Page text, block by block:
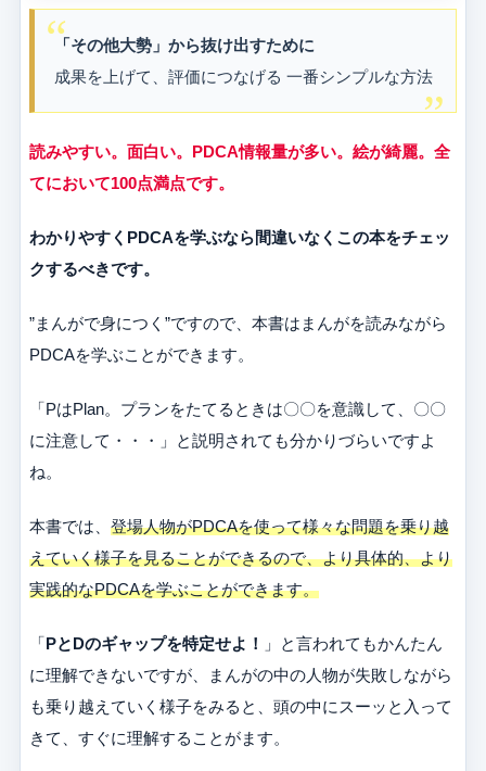
「その他大勢」から抜け出すために
成果を上げて、評価につなげる 一番シンプルな方法
読みやすい。面白い。PDCA情報量が多い。絵が綺麗。全
てにおいて100点満点です。
わかりやすくPDCAを学ぶなら間違いなくこの本をチェッ
クするべきです。
”まんがで身につく”ですので、本書はまんがを読みながら
PDCAを学ぶことができます。
「PはPlan。プランをたてるときは〇〇を意識して、〇〇
に注意して・・・」と説明されても分かりづらいですよ
ね。
本書では、 登場人物がPDCAを使って様々な問題を乗り越
えていく様子を見ることができるので、より具体的、より
実践的なPDCAを学ぶことができます。
「PとDのギャップを特定せよ！
」と言われてもかんたん
に理解できないですが、まんがの中の人物が失敗しながら
も乗り越えていく様子をみると、頭の中にスーッと入って
きて、すぐに理解することがます。